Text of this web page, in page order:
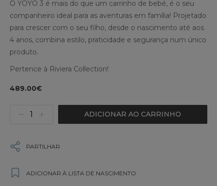
O YOYO 3 é mais do que um carrinho de bebé, é o seu
companheiro ideal para as aventuras em família! Projetado
para crescer com o seu filho, desde o nascimento até aos
4 anos, combina estilo, praticidade e segurança num único
produto.
Pertence à Riviera Collection!
489.00€
ADICIONAR AO CARRINHO
PARTILHAR
ADICIONAR À LISTA DE NASCIMENTO